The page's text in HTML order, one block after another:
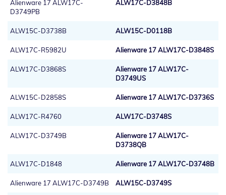
Alienware 17 ALW17C-
D3749PB
ALW17C-D3848B
ALW15C-D3738B ALW15C-D0118B
ALW17C-R5982U Alienware 17 ALW17C-D3848S
ALW17C-D3868S
Alienware 17 ALW17C-
D3749US
ALW15C-D2858S Alienware 17 ALW17C-D3736S
ALW17C-R4760 ALW17C-D3748S
ALW17C-D3749B
Alienware 17 ALW17C-
D3738QB
ALW17C-D1848 Alienware 17 ALW17C-D3748B
Alienware 17 ALW17C-D3749B ALW15C-D3749S